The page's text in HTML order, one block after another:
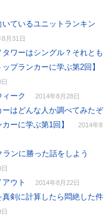
ているユニットランキン
8月31日
タワーはシングル？それとも
プランカーに学ぶ第2回】
ィーク 2014年8月28日
ーはどんな人か調べてみたぞ
カーに学ぶ第1回】
2014年8
ランに勝った話をしよう
ウト 2014年8月22日
真剣に計算したら悶絶した件